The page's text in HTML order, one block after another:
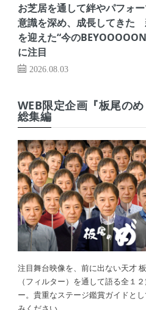
お芝居を通して絆やパフォ
意識を深め、成長してきた
を迎えた“今の
に注目
2026.08.03
WEB限定企画『板尾の
総集編
注目舞台映像を、前に出ない天才
（フィルター）を通して語る全１
ー。貴重なステージ鑑賞ガイドと